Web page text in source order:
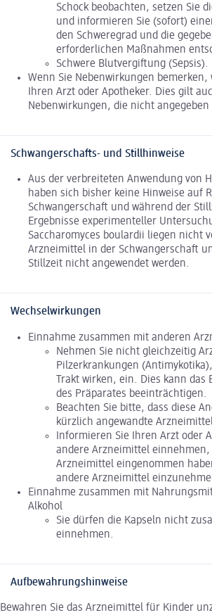
Schock beobachten, setzen Sie
und informieren Sie (sofort)
den Schweregrad und die
erforderlichen Maßnahmen
Schwere Blutvergiftung (Sepsis).
Wenn Sie Nebenwirkungen bemerken,
Ihren Arzt oder Apotheker. Dies gilt
Nebenwirkungen, die nicht angegeben
Schwangerschafts- und Stillhinweise
Aus der verbreiteten Anwendung von
haben sich bisher keine Hinweise auf
Schwangerschaft und während der
Ergebnisse experimenteller
Saccharomyces boulardii liegen nicht
Arzneimittel in der Schwangerschaft
Stillzeit nicht angewendet werden.
Wechselwirkungen
Einnahme zusammen mit anderen
Nehmen Sie nicht gleichzeitig
Pilzerkrankungen
Trakt wirken, ein. Dies kann
des Präparates beeinträchtigen.
Beachten Sie bitte, dass diese
kürzlich angewandte
Informieren Sie Ihren Arzt oder
andere Arzneimittel
Arzneimittel eingenommen
andere Arzneimittel
Einnahme zusammen mit
Alkohol
Sie dürfen die Kapseln nicht
einnehmen.
Aufbewahrungshinweise
Bewahren Sie das Arzneimittel für Kinder